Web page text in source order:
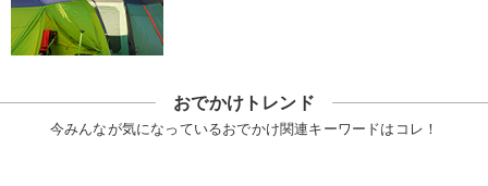
おでかけトレンド
今みんなが気になっているおでかけ関連キーワードはコレ！